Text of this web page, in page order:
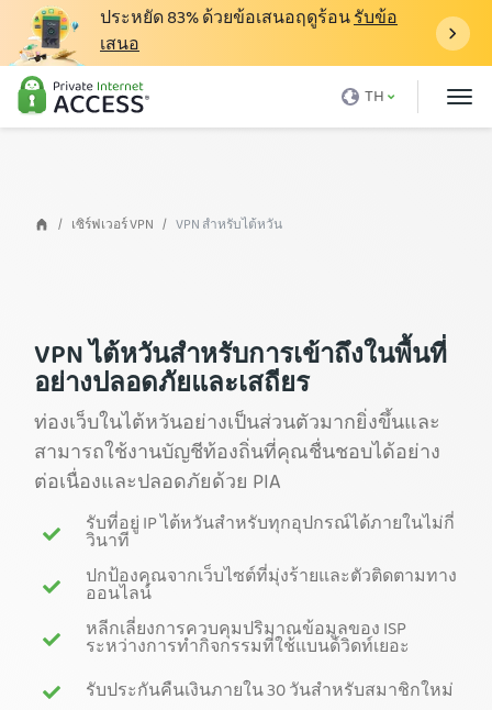
ประหยัด83%ด้วยข้อเสนอฤดูร้อนรับข้อ
เสนอ
TH
VPN คืออะไร
ทำไมต้อง PIA
ข้อดีของ VPN
บล็อก
ฝ่ายสนับสนุน
เข้าสู่ระบบ
สมัคร PIA VPN
เซิร์ฟเวอร์ VPN VPN สำหรับไต้หวัน
VPN ไต้หวันสำหรับการเข้าถึงในพื้นที่
อย่างปลอดภัยและเสถียร
ท่องเว็บในไต้หวันอย่างเป็นส่วนตัวมากยิ่งขึ้นและ
สามารถใช้งานบัญชีท้องถิ่นที่คุณชื่นชอบได้อย่าง
ต่อเนื่องและปลอดภัยด้วย PIA
รับที่อยู่ IP ไต้หวันสำหรับทุกอุปกรณ์ได้ภายในไม่กี่
วินาที
ปกป้องคุณจากเว็บไซต์ที่มุ่งร้ายและตัวติดตามทาง
ออนไลน์
หลีกเลี่ยงการควบคุมปริมาณข้อมูลของ ISP
ระหว่างการทำกิจกรรมที่ใช้แบนด์วิดท์เยอะ
รับประกันคืนเงินภายใน 30 วันสำหรับสมาชิกใหม่